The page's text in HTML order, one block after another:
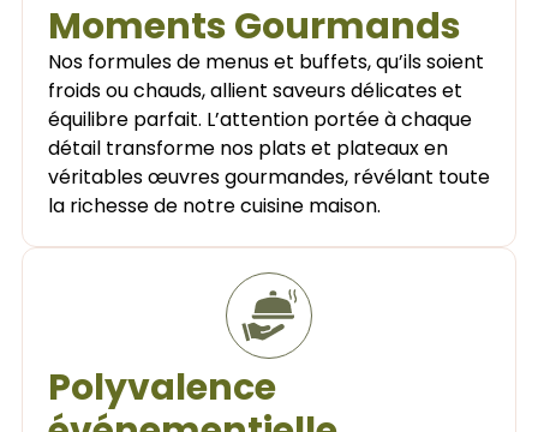
Moments Gourmands
Nos formules de menus et buffets, qu’ils soient
froids ou chauds, allient saveurs délicates et
équilibre parfait. L’attention portée à chaque
détail transforme nos plats et plateaux en
véritables œuvres gourmandes, révélant toute
la richesse de notre cuisine maison.
Polyvalence